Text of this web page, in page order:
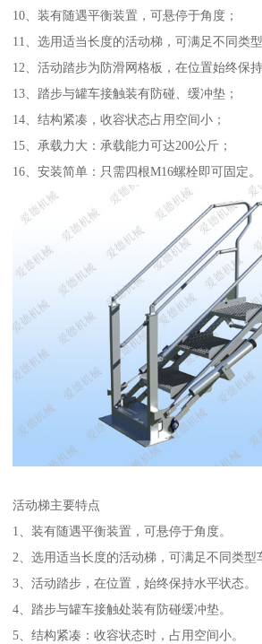
10、装有随遇平衡装置，可悬停于角度；
11、选用适当长度的活动梯，可满足不同类型
12、活动踏步为防滑网格板，在位置始终保
13、踏步与罐车接触装有防碰、缓冲垫；
14、结构紧凑，收容状态占用空间小；
15、承载力大：承载能力可达200公斤；
16、安装简单：只需四根M16螺栓即可固定。
活动梯主要特点
1、装有随遇平衡装置，可悬停于角度。
2、选用适当长度的活动梯，可满足不同类型
3、活动踏步，在位置，始终保持水平状态。
4、踏步与罐车接触处装有防碰缓冲垫。
5、结构紧凑：收容状态时，占用空间小。